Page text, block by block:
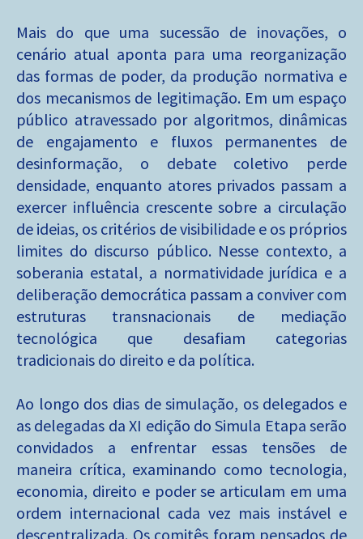
Mais do que uma sucessão de inovações, o
cenário atual aponta para uma reorganização
das formas de poder, da produção normativa e
dos mecanismos de legitimação. Em um espaço
público atravessado por algoritmos, dinâmicas
de engajamento e fluxos permanentes de
desinformação, o debate coletivo perde
densidade, enquanto atores privados passam a
exercer influência crescente sobre a circulação
de ideias, os critérios de visibilidade e os próprios
limites do discurso público. Nesse contexto, a
soberania estatal, a normatividade jurídica e a
deliberação democrática passam a conviver com
estruturas transnacionais de mediação
tecnológica que desafiam categorias
tradicionais do direito e da política.
Ao longo dos dias de simulação, os delegados e
as delegadas da XI edição do Simula Etapa serão
convidados a enfrentar essas tensões de
maneira crítica, examinando como tecnologia,
economia, direito e poder se articulam em uma
ordem internacional cada vez mais instável e
descentralizada. Os comitês foram pensados de